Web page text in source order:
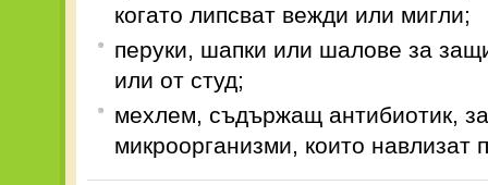
когато липсват вежди или мигли;
перуки, шапки или шалове за
или от студ;
мехлем, съдържащ антибиотик,
микроорганизми, които навлизат